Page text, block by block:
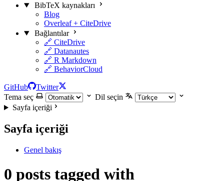
BibTeX kaynakları
Blog
Overleaf + CiteDrive
Bağlantılar
🔗 CiteDrive
🔗 Datanautes
🔗 R Markdown
🔗 BehaviorCloud
GitHub
Twitter
Tema seç
Dil seçin
Sayfa içeriği
Sayfa içeriği
Genel bakış
0 posts tagged with